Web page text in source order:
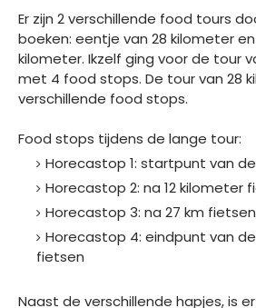
Er zijn 2 verschillende food tours
boeken: eentje van 28 kilometer
kilometer. Ikzelf ging voor de tour
met 4 food stops. De tour van 28
verschillende food stops.
Food stops tijdens de lange tour:
Horecastop 1: startpunt van
Horecastop 2: na 12 kilometer
Horecastop 3: na 27 km fietsen
Horecastop 4: eindpunt van
fietsen
Naast de verschillende hapjes, is